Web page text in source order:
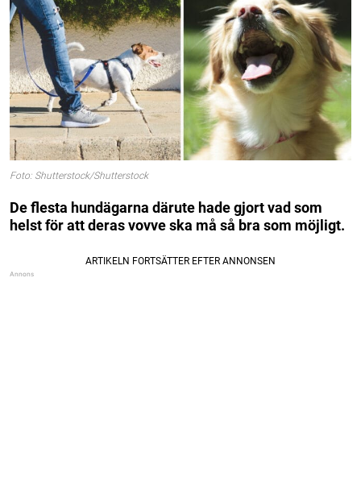
Foto: Shutterstock/Shutterstock
De flesta hundägarna därute hade gjort vad som
helst för att deras vovve ska må så bra som möjligt.